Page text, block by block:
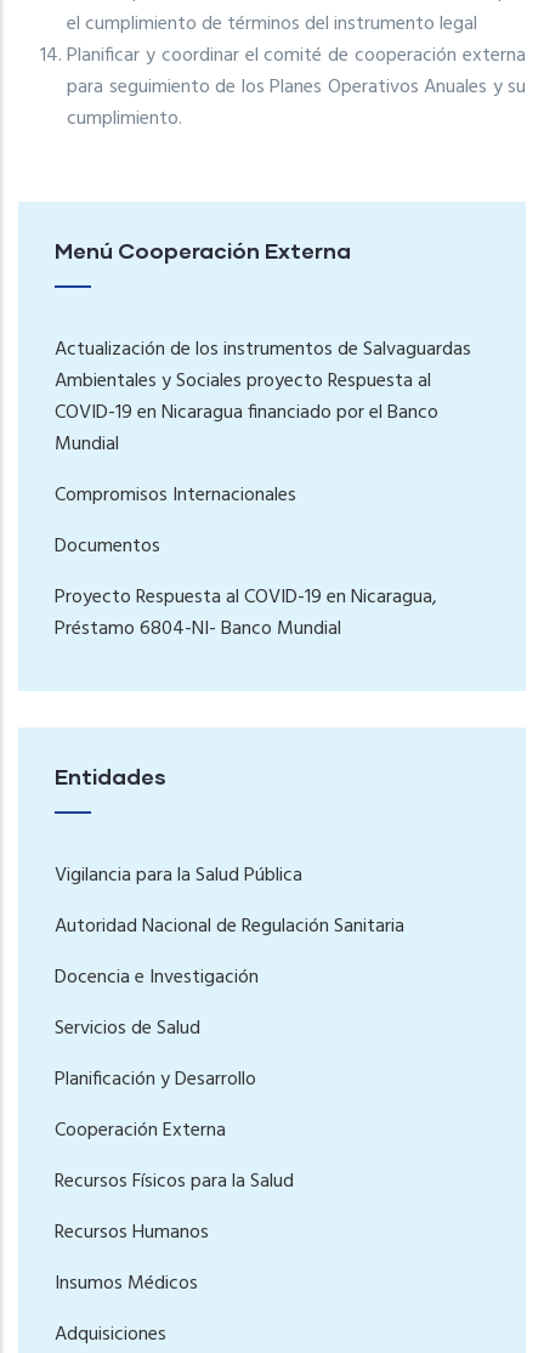
el cumplimiento de términos del instrumento legal
Planificar y coordinar el comité de cooperación externa
para seguimiento de los Planes Operativos Anuales y su
cumplimiento.
Menú Cooperación Externa
Actualización de los instrumentos de Salvaguardas
Ambientales y Sociales proyecto Respuesta al
COVID-19 en Nicaragua financiado por el Banco
Mundial
Compromisos Internacionales
Documentos
Proyecto Respuesta al COVID-19 en Nicaragua,
Préstamo 6804-NI- Banco Mundial
Entidades
Vigilancia para la Salud Pública
Autoridad Nacional de Regulación Sanitaria
Docencia e Investigación
Servicios de Salud
Planificación y Desarrollo
Cooperación Externa
Recursos Físicos para la Salud
Recursos Humanos
Insumos Médicos
Adquisiciones